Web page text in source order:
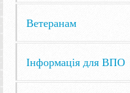
Ветеранам
Інформація для ВПО